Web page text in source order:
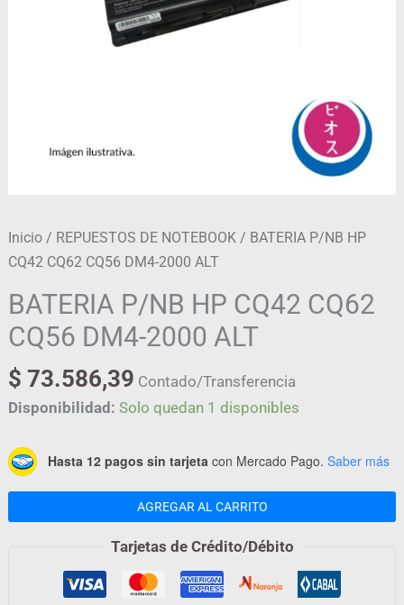
Inicio / REPUESTOS DE NOTEBOOK / BATERIA P/NB HP
CQ42 CQ62 CQ56 DM4-2000 ALT
BATERIA P/NB HP CQ42 CQ62
CQ56 DM4-2000 ALT
$ 73.586,39 Contado/Transferencia
Disponibilidad: Solo quedan 1 disponibles
Hasta 12 pagos sin tarjeta con Mercado Pago. Saber más
AGREGAR AL CARRITO
Tarjetas de Crédito/Débito